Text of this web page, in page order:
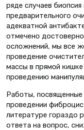
ряде случаев
предварительного
адекватной
отмечено
осложнений, мы все
проведение
массы в прямой
проведению
Работы,
проведении
литературе гораздо
ответа на вопрос,